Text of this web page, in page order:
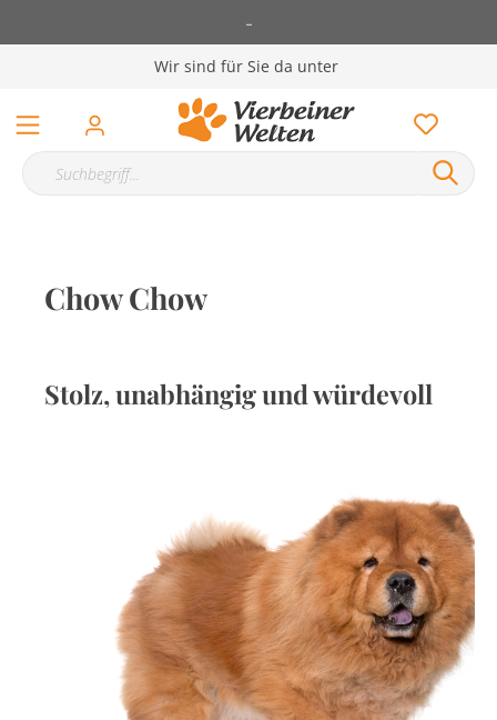
-
Wir sind für Sie da unter
Chow Chow
Stolz, unabhängig und würdevoll